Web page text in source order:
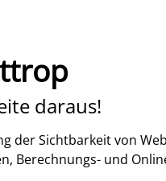
daraus!
der Sichtbarkeit von
Berechnungs- und